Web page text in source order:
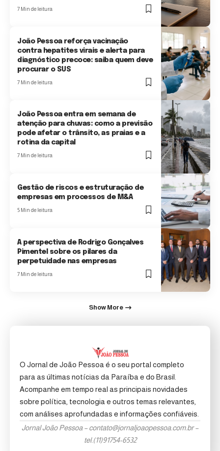
7 Min de leitura
João Pessoa reforça vacinação
contra hepatites virais e alerta para
diagnóstico precoce: saiba quem deve
procurar o SUS
7 Min de leitura
João Pessoa entra em semana de
atenção para chuvas: como a previsão
pode afetar o trânsito, as praias e a
rotina da capital
7 Min de leitura
Gestão de riscos e estruturação de
empresas em processos de M&A
5 Min de leitura
A perspectiva de Rodrigo Gonçalves
Pimentel sobre os pilares da
perpetuidade nas empresas
7 Min de leitura
Show More
O Jornal de João Pessoa é o seu portal completo
para as últimas notícias da Paraíba e do Brasil.
Acompanhe em tempo real as principais novidades
sobre política, tecnologia e outros temas relevantes,
com análises aprofundadas e informações confiáveis.
Jornal João Pessoa –contato@jornaljoaopessoa.com.br–
tel.(11)91754-6532